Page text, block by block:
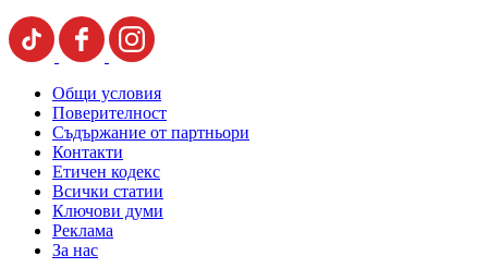
Общи условия
Поверителност
Съдържание от партньори
Контакти
Етичен кодекс
Всички статии
Ключови думи
Реклама
За нас